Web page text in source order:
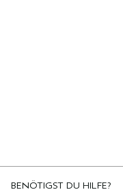
BENÖTIGST DU HILFE?